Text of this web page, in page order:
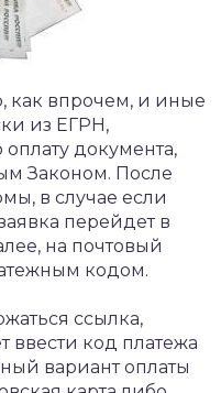
как впрочем, и иные
из ЕГРН,
документа,
Законом. После
в случае если
перейдет в
на почтовый
кодом.
ссылка,
ввести код платежа
вариант оплаты